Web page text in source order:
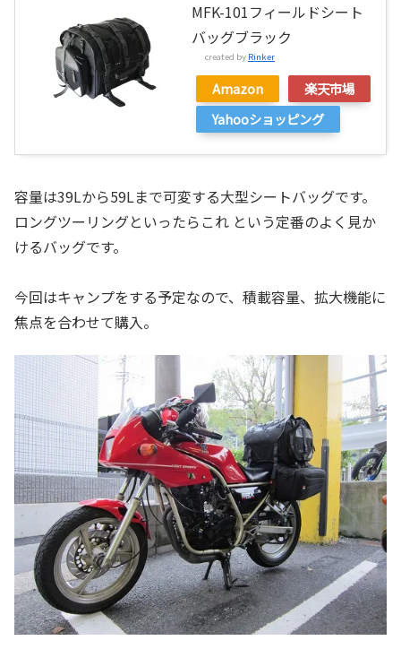
MFK-101フィールドシート
バッグブラック
created by Rinker
Amazon
楽天市場
Yahooショッピング
容量は39Lから59Lまで可変する大型シートバッグです。
ロングツーリングといったらこれ という定番のよく見か
けるバッグです。
今回はキャンプをする予定なので、積載容量、拡大機能に
焦点を合わせて購入。